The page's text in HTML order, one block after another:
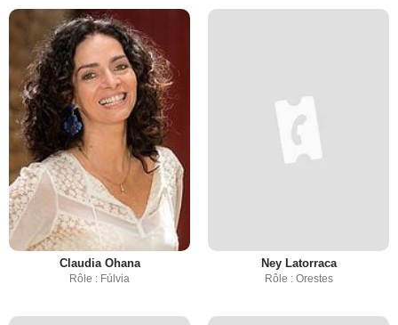
Claudia Ohana
Rôle : Fúlvia
Ney Latorraca
Rôle : Orestes